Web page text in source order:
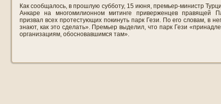
Как сообщалось, в прошлую субботу, 15 июня, премьер-министр
Анкаре на многомилионном митинге приверженцев правящей
призвал всех протестующих покинуть парк Гези. По его словам, в
знают, как это сделать». Премьер выделил, что парк Гези
организациям, обосновавшимся там».